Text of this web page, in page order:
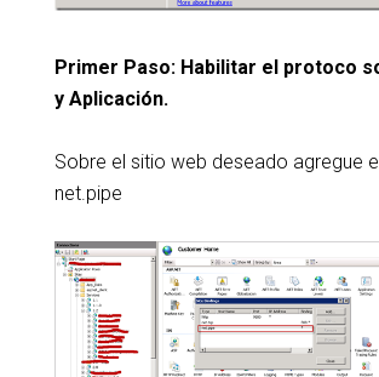
Primer Paso: Habilitar el protoco
y Aplicación.
Sobre el sitio web deseado agregue el
net.pipe